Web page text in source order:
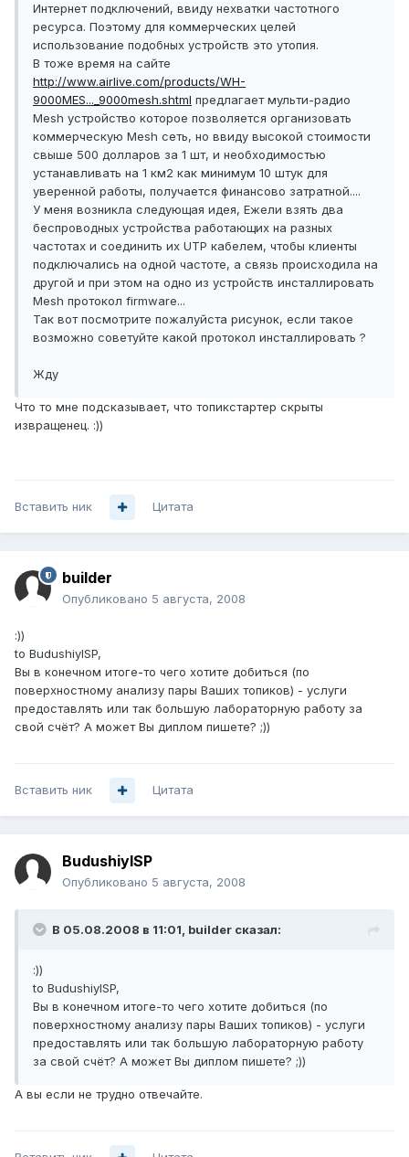
Интернет подключений, ввиду нехватки частотного
ресурса. Поэтому для коммерческих целей
использование подобных устройств это утопия.
В тоже время на сайте
http://www.airlive.com/products/WH-
9000MES..._9000mesh.shtml предлагает мульти-радио
Mesh устройство которое позволяется организовать
коммерческую Mesh сеть, но ввиду высокой стоимости
свыше 500 долларов за 1 шт, и необходимостью
устанавливать на 1 км2 как минимум 10 штук для
уверенной работы, получается финансово затратной....
У меня возникла следующая идея, Ежели взять два
беспроводных устройства работающих на разных
частотах и соединить их UTP кабелем, чтобы клиенты
подключались на одной частоте, а связь происходила на
другой и при этом на одно из устройств инсталлировать
Mesh протокол firmware...
Так вот посмотрите пожалуйста рисунок, если такое
возможно советуйте какой протокол инсталлировать ?
Жду
Что то мне подсказывает, что топикстартер скрыты
извращенец. :))
Вставить ник Цитата
builder
Опубликовано 5 августа, 2008
:))
to BudushiyISP,
Вы в конечном итоге-то чего хотите добиться (по
поверхностному анализу пары Ваших топиков) - услуги
предоставлять или так большую лабораторную работу за
свой счёт? А может Вы диплом пишете? ;))
Вставить ник Цитата
BudushiyISP
Опубликовано 5 августа, 2008
В 05.08.2008 в 11:01, builder сказал:
:))
to BudushiyISP,
Вы в конечном итоге-то чего хотите добиться (по
поверхностному анализу пары Ваших топиков) - услуги
предоставлять или так большую лабораторную работу
за свой счёт? А может Вы диплом пишете? ;))
А вы если не трудно отвечайте.